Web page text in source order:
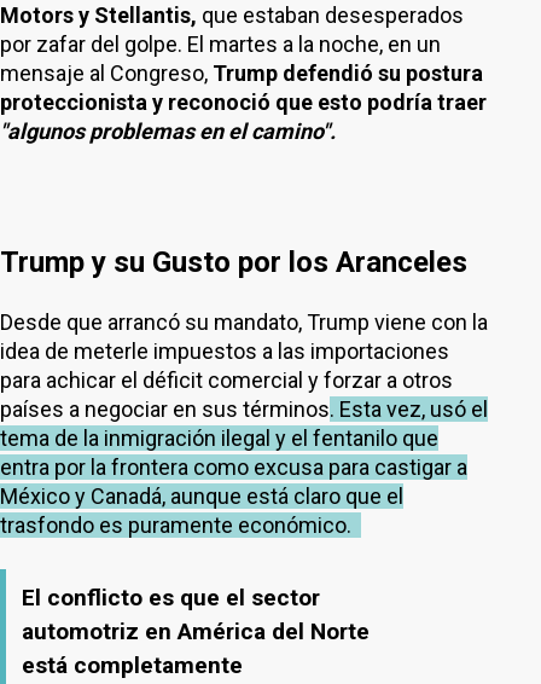
Motors y Stellantis, que estaban desesperados
por zafar del golpe. El martes a la noche, en un
mensaje al Congreso, Trump defendió su postura
proteccionista y reconoció que esto podría traer
"algunos problemas en el camino".
Trump y su Gusto por los Aranceles
Desde que arrancó su mandato, Trump viene con la
idea de meterle impuestos a las importaciones
para achicar el déficit comercial y forzar a otros
países a negociar en sus términos. Esta vez, usó el
tema de la inmigración ilegal y el fentanilo que
entra por la frontera como excusa para castigar a
México y Canadá, aunque está claro que el
trasfondo es puramente económico.
El conflicto es que el sector
automotriz en América del Norte
está completamente